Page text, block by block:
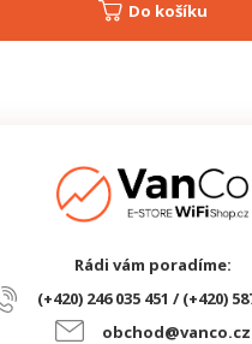
Do košíku
Rádi vám poradíme:
(+420) 246 035 451 / (+420)
obchod@vanco.cz